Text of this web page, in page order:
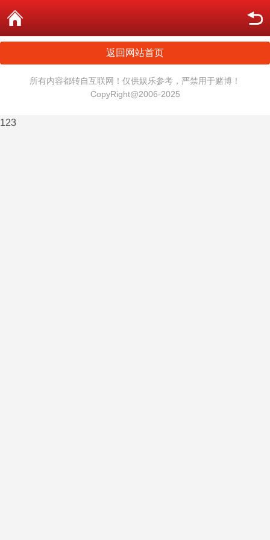
返回网站首页
所有内容都转自互联网！仅供娱乐参考，严禁用于赌博！
CopyRight@2006-2025
123